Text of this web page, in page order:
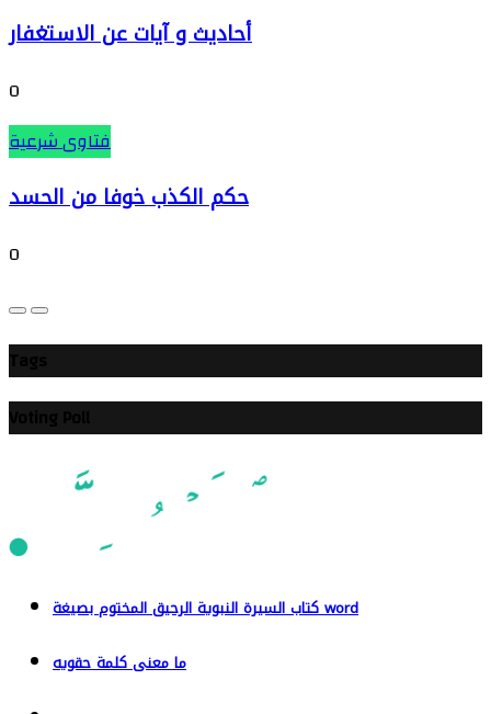
أحاديث و آيات عن الاستغفار
0
فتاوى شرعية
حكم الكذب خوفا من الحسد
0
كتاب السيرة النبوية الرحيق المختوم بصيغة word
ما معنى كلمة حقويه